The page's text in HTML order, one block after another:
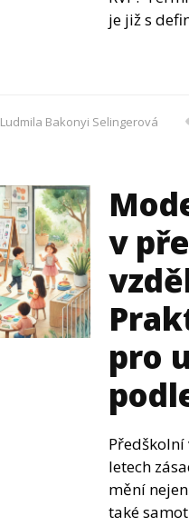
je již s
Ludmila Bakonyi Selingerová
v
pro
letech
mění
také